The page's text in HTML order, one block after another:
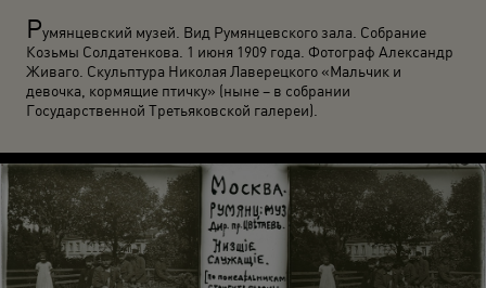
Румянцевский музей. Вид Румянцевского зала. Собрание
Козьмы Солдатенкова. 1 июня 1909 года. Фотограф Александр
Живаго. Скульптура Николая Лаверецкого «Мальчик и
девочка, кормящие птичку» (ныне – в собрании
Государственной Третьяковской галереи).